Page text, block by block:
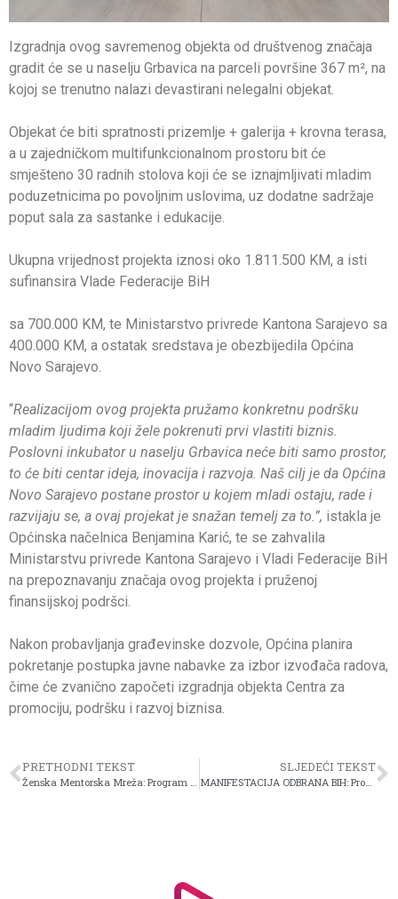
Izgradnja ovog savremenog objekta od društvenog značaja
gradit će se u naselju Grbavica na parceli površine 367 m², na
kojoj se trenutno nalazi devastirani nelegalni objekat.
Objekat će biti spratnosti prizemlje + galerija + krovna terasa,
a u zajedničkom multifunkcionalnom prostoru bit će
smješteno 30 radnih stolova koji će se iznajmljivati mladim
poduzetnicima po povoljnim uslovima, uz dodatne sadržaje
poput sala za sastanke i edukacije.
Ukupna vrijednost projekta iznosi oko 1.811.500 KM, a isti
sufinansira Vlade Federacije BiH
sa 700.000 KM, te Ministarstvo privrede Kantona Sarajevo sa
400.000 KM, a ostatak sredstava je obezbijedila Općina
Novo Sarajevo.
“Realizacijom ovog projekta pružamo konkretnu podršku
mladim ljudima koji žele pokrenuti prvi vlastiti biznis.
Poslovni inkubator u naselju Grbavica neće biti samo prostor,
to će biti centar ideja, inovacija i razvoja. Naš cilj je da Općina
Novo Sarajevo postane prostor u kojem mladi ostaju, rade i
razvijaju se, a ovaj projekat je snažan temelj za to.”, istakla je
Općinska načelnica Benjamina Karić, te se zahvalila
Ministarstvu privrede Kantona Sarajevo i Vladi Federacije BiH
na prepoznavanju značaja ovog projekta i pruženoj
finansijskoj podršci.
Nakon probavljanja građevinske dozvole, Općina planira
pokretanje postupka javne nabavke za izbor izvođača radova,
čime će zvanično započeti izgradnja objekta Centra za
promociju, podršku i razvoj biznisa.
PRETHODNI TEKST
Ženska Mentorska Mreža: Program osnaživanja mladih, budućih liderki u Bosni i Hercegovini
SLJEDEĆI TEKST
MANIFESTACIJA ODBRANA BIH: Promocija knjige – Žene i rat – autorice dr. Meldijane Arnaut Haseljić